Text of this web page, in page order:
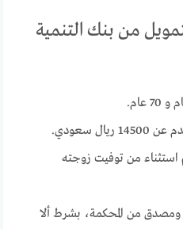
من بنك التنمية
سعودي.
استثناء من توفيت زوجته
من المحكمة، بشرط ألا